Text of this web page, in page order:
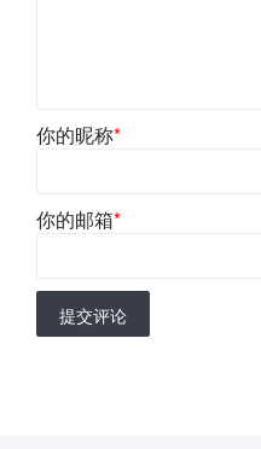
你的昵称*
你的邮箱*
提交评论